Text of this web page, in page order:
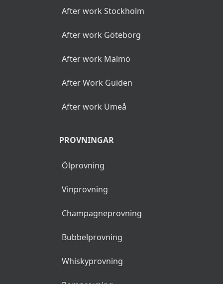
After work Stockholm
After work Göteborg
After work Malmö
After Work Guiden
After work Umeå
PROVNINGAR
Ölprovning
Vinprovning
Champagneprovning
Bubbelprovning
Whiskyprovning